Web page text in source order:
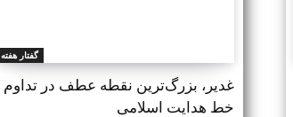
گفتار هفته
غدیر، بزرگ‌ترین نقطه عطف در تداوم
خط هدایت اسلامی